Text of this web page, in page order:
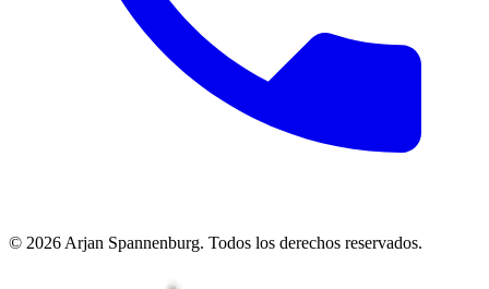
© 2026 Arjan Spannenburg. Todos los derechos reservados.